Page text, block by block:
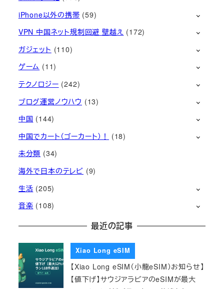
iPhone以外の携帯 (59)
VPN 中国ネット規制回避 壁越え (172)
ガジェット (110)
ゲーム (11)
テクノロジー (242)
ブログ運営ノウハウ (13)
中国 (144)
中国でカート（ゴーカート）！
(18)
未分類 (34)
海外で日本のテレビ (9)
生活 (205)
音楽 (108)
最近の記事
Xiao Long eSIM
【Xiao Long eSIM（小龍eSIM）お知らせ】
【値下げ】サウジアラビアのeSIMが最大